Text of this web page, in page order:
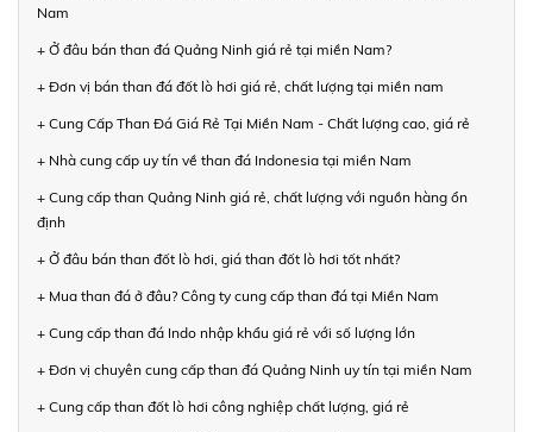
Nam
+ Ở đâu bán than đá Quảng Ninh giá rẻ tại miền Nam?
+ Đơn vị bán than đá đốt lò hơi giá rẻ, chất lượng tại miền nam
+ Cung Cấp Than Đá Giá Rẻ Tại Miền Nam - Chất lượng cao, giá rẻ
+ Nhà cung cấp uy tín về than đá Indonesia tại miền Nam
+ Cung cấp than Quảng Ninh giá rẻ, chất lượng với nguồn hàng ổn
định
+ Ở đâu bán than đốt lò hơi, giá than đốt lò hơi tốt nhất?
+ Mua than đá ở đâu? Công ty cung cấp than đá tại Miền Nam
+ Cung cấp than đá Indo nhập khẩu giá rẻ với số lượng lớn
+ Đơn vị chuyên cung cấp than đá Quảng Ninh uy tín tại miền Nam
+ Cung cấp than đốt lò hơi công nghiệp chất lượng, giá rẻ